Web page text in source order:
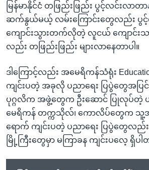
မြန်မာနိုင်ငံ တဖြည်းဖြည်း ပွင့်လင်းလာတာ
ဆက်နွယ်မယ့် လမ်းကြောင်းတွေလည်း ပွင့်လာ
ကျောင်းသွားတက်လိုတဲ့ လူငယ် ကျောင်
လည်း တဖြည်းဖြည်း များလာနေတာပါ။
ဒါကြောင့်လည်း အမေရိကန်သံရုံး
ကျင်းပတဲ့ အခုလို ပညာရေး ပြပွဲတွေအပ
ပုဂ္ဂလိက အဖွဲ့တွေက ဦးဆောင် ပြုလုပ်တဲ့ ပ
မေရိကန် တက္ကသိုလ်၊ ကောလိပ်တွေက သူ့
ရောက် ကျင်းပတဲ့ ပညာရေး ပြပွဲတွေလည်
မြို့ကြီးတွေမှာ မကြာခန ကျင်းပလေ့ ရှိပ